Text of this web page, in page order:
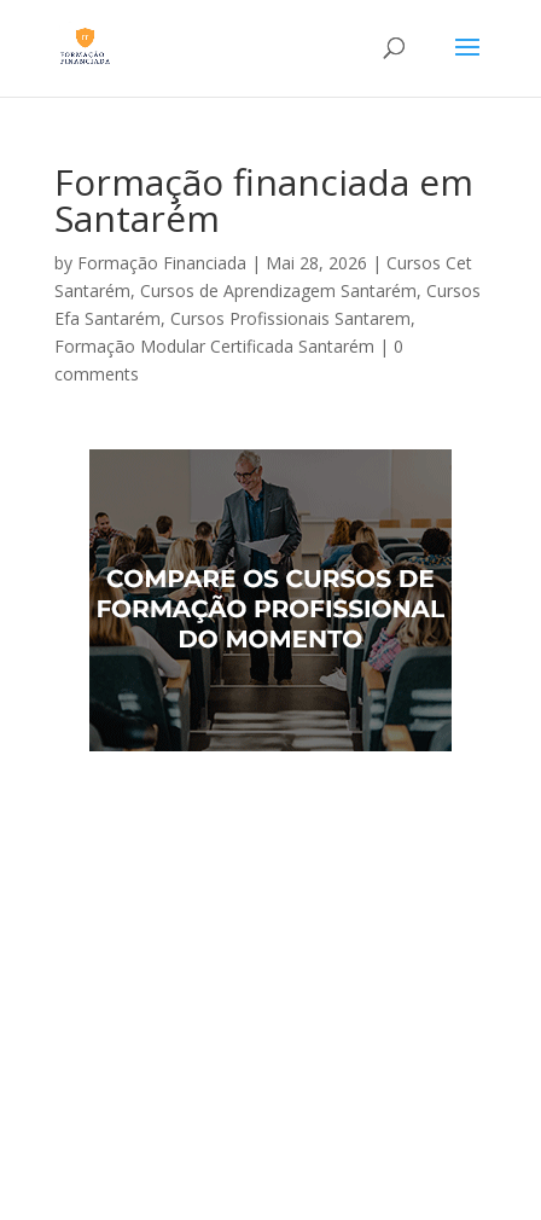
Formação financiada em
Santarém
by Formação Financiada | Mai 28, 2026 | Cursos Cet
Santarém, Cursos de Aprendizagem Santarém, Cursos
Efa Santarém, Cursos Profissionais Santarem,
Formação Modular Certificada Santarém | 0
comments